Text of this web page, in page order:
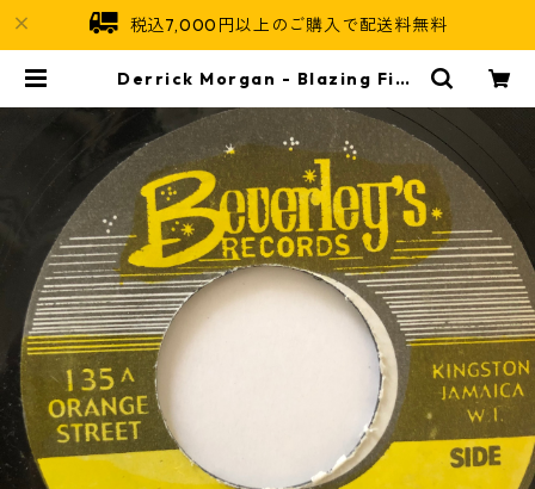
税込7,000円以上のご購入で配送料無料
Derrick Morgan - Blazing Fire